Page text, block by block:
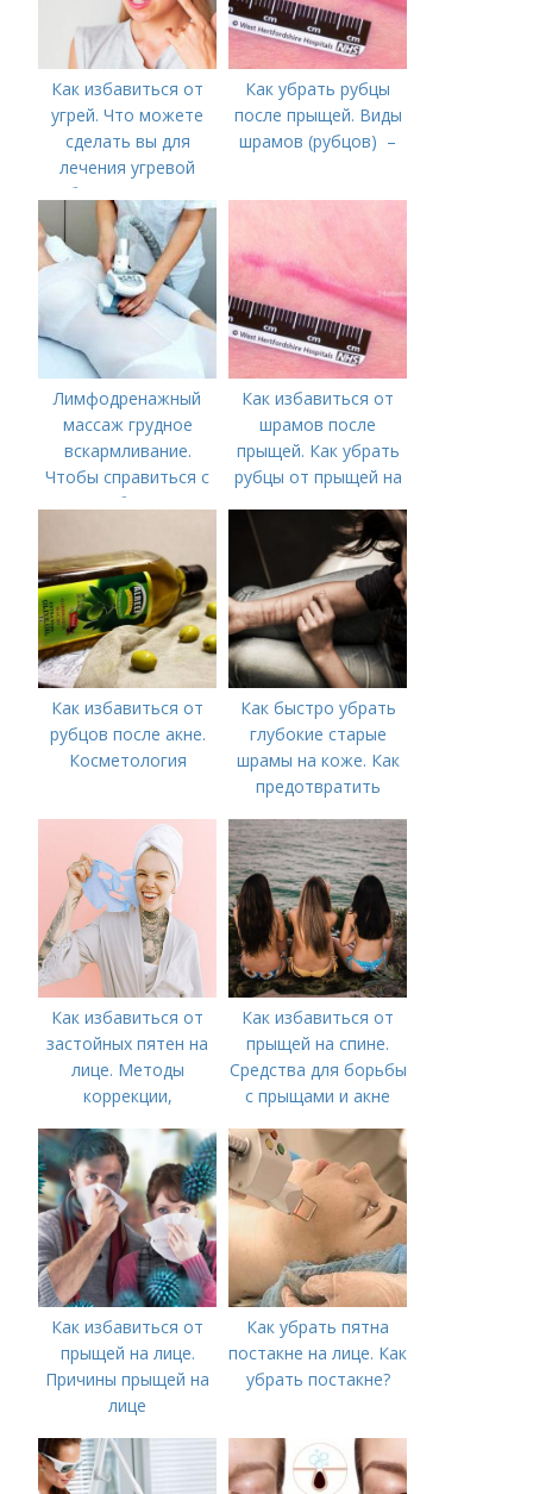
Как избавиться от
угрей. Что можете
сделать вы для
лечения угревой
болезни (акне)
Как убрать рубцы
после прыщей. Виды
шрамов (рубцов) –
Лимфодренажный
массаж грудное
вскармливание.
Чтобы справиться с
нагрубанием,
предпринять
следующие действия:
Как избавиться от
шрамов после
прыщей. Как убрать
рубцы от прыщей на
Как избавиться от
рубцов после акне.
Косметология
Как быстро убрать
глубокие старые
шрамы на коже. Как
предотвратить
Как избавиться от
застойных пятен на
лице. Методы
коррекции,
акне и удаления
рубцов и шрамов
постакне
Как избавиться от
прыщей на спине.
Средства для борьбы
с прыщами и акне
Как избавиться от
прыщей на лице.
Причины прыщей на
лице
Как убрать пятна
постакне на лице. Как
убрать постакне?